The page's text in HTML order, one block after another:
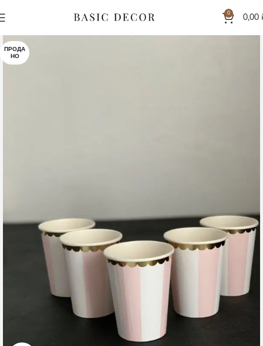
0
0,00
ПРОДА
НО